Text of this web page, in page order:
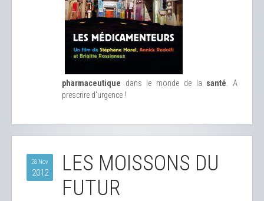
pharmaceutique dans le monde de la santé . A
prescrire d'urgence !
28 Nov
2012
LES MOISSONS DU
FUTUR